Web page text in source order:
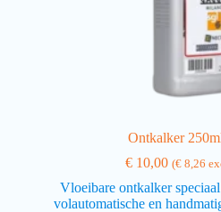
Ontkalker
€10,00 (€8,26
Vloeibare ontkalker
volautomatische en